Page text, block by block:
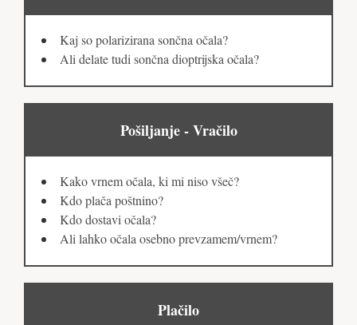
Kaj so polarizirana sončna očala?
Ali delate tudi sončna dioptrijska očala?
Pošiljanje - Vračilo
Kako vrnem očala, ki mi niso všeč?
Kdo plača poštnino?
Kdo dostavi očala?
Ali lahko očala osebno prevzamem/vrnem?
Plačilo